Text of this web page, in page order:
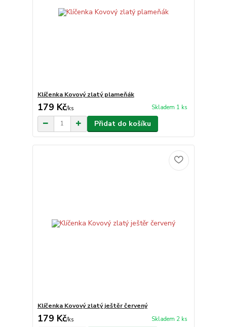
Klíčenka Kovový zlatý plameňák
179 Kč/ks Skladem 1 ks
Přidat do košíku
Klíčenka Kovový zlatý ještěr červený
179 Kč/ks Skladem 2 ks